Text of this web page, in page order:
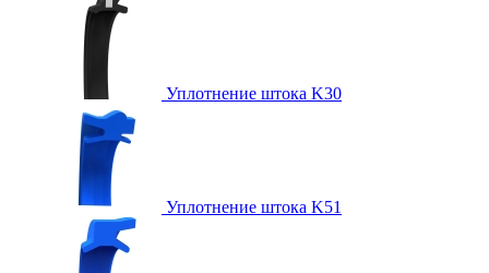
Уплотнение штока K30
Уплотнение штока K51